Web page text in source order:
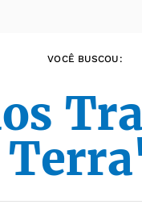
VOCÊ BUSCOU: